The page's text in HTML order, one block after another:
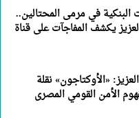
في مرمى المحتالين..
يكشف المفاجآت على قناة
«الأوكتاجون» نقلة
الأمن القومي المصرى